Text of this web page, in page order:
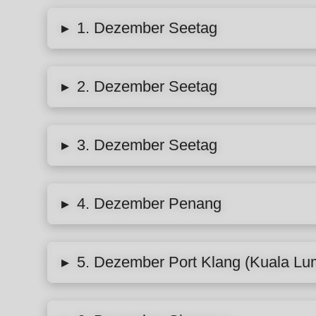
▸ 1. Dezember Seetag
▸ 2. Dezember Seetag
▸ 3. Dezember Seetag
▸ 4. Dezember Penang
▸ 5. Dezember Port Klang (Kuala